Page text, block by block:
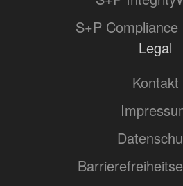
S+P Compliance
Legal
Kontakt